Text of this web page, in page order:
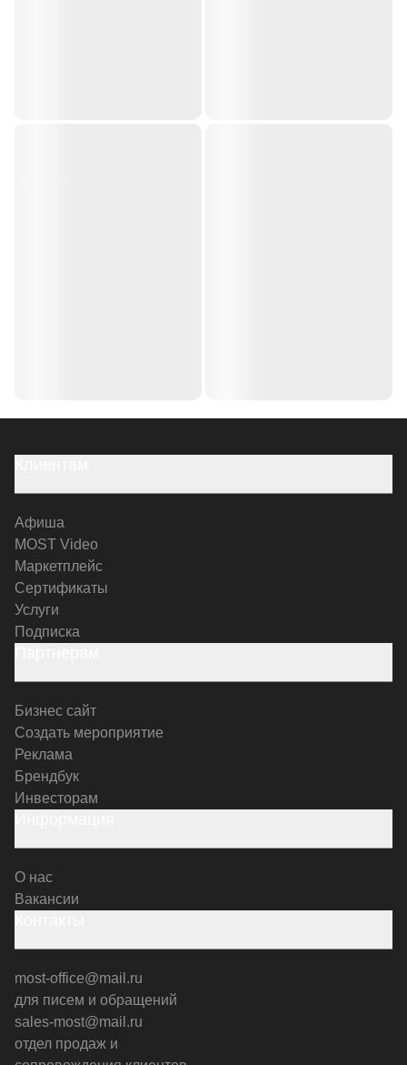
Афиша
MOST Video
Маркетплейс
Сертификаты
Услуги
Подписка
Бизнес сайт
Создать мероприятие
Реклама
Брендбук
Инвесторам
О нас
Вакансии
most-office@mail.ru
для писем и обращений
sales-most@mail.ru
отдел продаж и